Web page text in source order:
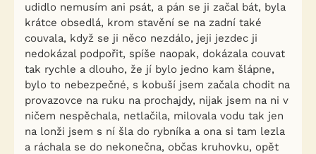
udidlo nemusím ani psát, a pán se ji začal bát, byla
krátce obsedlá, krom stavění se na zadní také
couvala, když se ji něco nezdálo, jeji jezdec ji
nedokázal podpořit, spíše naopak, dokázala couvat
tak rychle a dlouho, že jí bylo jedno kam šlápne,
bylo to nebezpečné, s kobuší jsem začala chodit na
provazovce na ruku na prochajdy, nijak jsem na ni v
ničem nespěchala, netlačila, milovala vodu tak jen
na lonži jsem s ní šla do rybníka a ona si tam lezla
a ráchala se do nekonečna, občas kruhovku, opět